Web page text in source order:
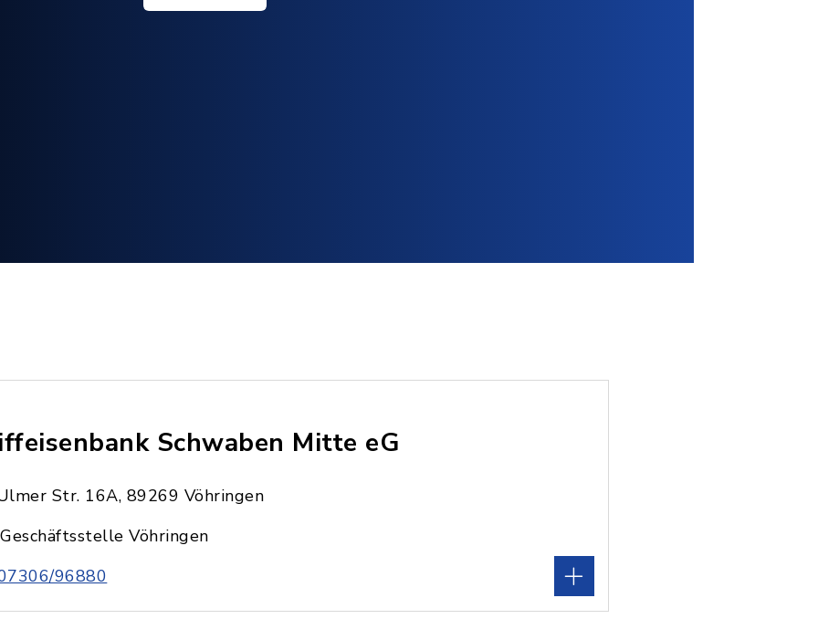
Schwaben Mitte eG
Str. 16A, 89269 Vöhringen
Vöhringen
96880